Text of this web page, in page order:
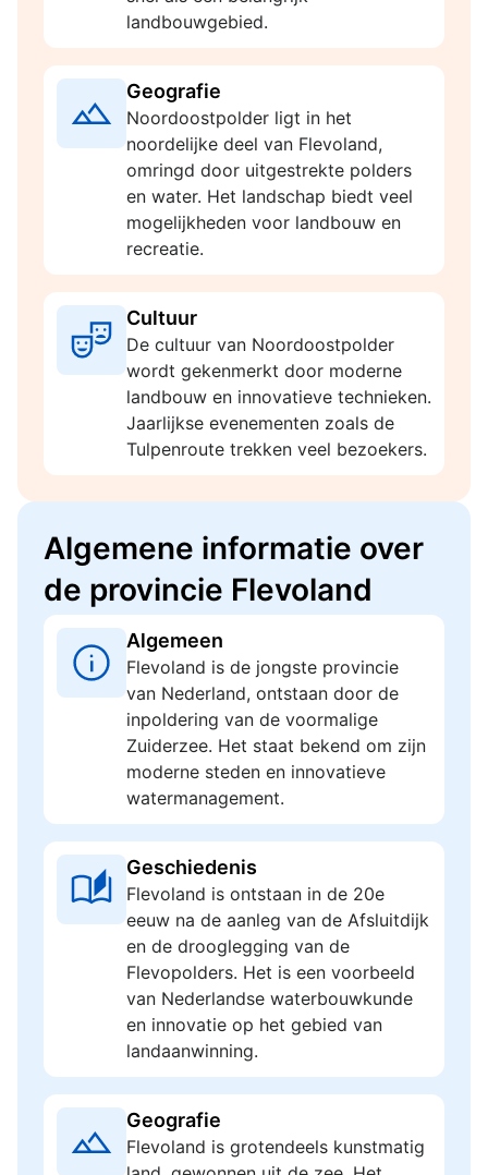
landbouwgebied.
Geografie
Noordoostpolder ligt in het
noordelijke deel van Flevoland,
omringd door uitgestrekte polders
en water. Het landschap biedt veel
mogelijkheden voor landbouw en
recreatie.
Cultuur
De cultuur van Noordoostpolder
wordt gekenmerkt door moderne
landbouw en innovatieve technieken.
Jaarlijkse evenementen zoals de
Tulpenroute trekken veel bezoekers.
Algemene informatie over
de provincie Flevoland
Algemeen
Flevoland is de jongste provincie
van Nederland, ontstaan door de
inpoldering van de voormalige
Zuiderzee. Het staat bekend om zijn
moderne steden en innovatieve
watermanagement.
Geschiedenis
Flevoland is ontstaan in de 20e
eeuw na de aanleg van de Afsluitdijk
en de drooglegging van de
Flevopolders. Het is een voorbeeld
van Nederlandse waterbouwkunde
en innovatie op het gebied van
landaanwinning.
Geografie
Flevoland is grotendeels kunstmatig